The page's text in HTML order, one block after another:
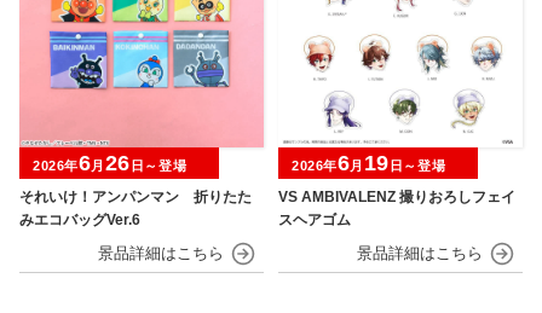
それいけ！アンパンマン 折りたた
みエコバッグVer.6
2026年6月 26 日～登場
VS AMBIVALENZ 撮りおろしフェイ
スヘアゴム
2026年6月 19 日～登場